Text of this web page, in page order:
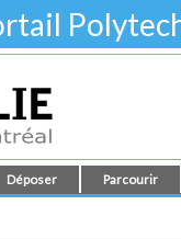
Déposer Parcourir